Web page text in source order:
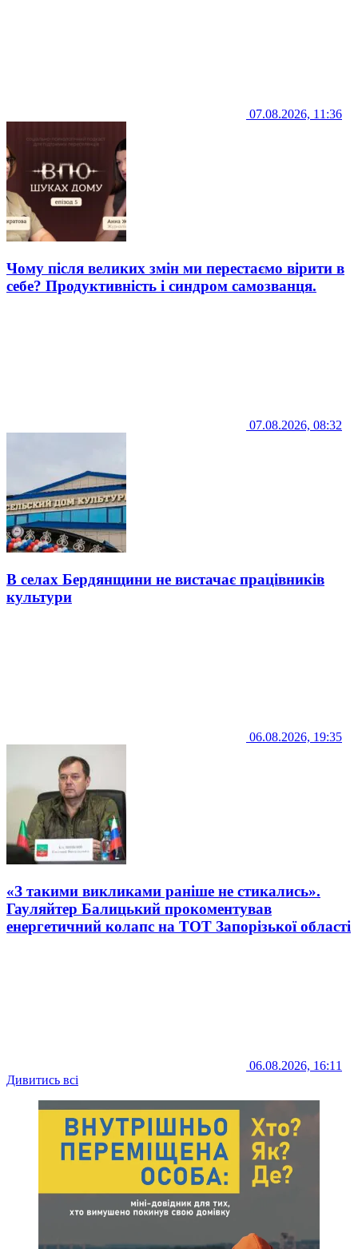
07.08.2026, 11:36
Чому після великих змін ми перестаємо вірити в
себе? Продуктивність і синдром самозванця.
07.08.2026, 08:32
В селах Бердянщини не вистачає працівників
культури
06.08.2026, 19:35
«З такими викликами раніше не стикались».
Гауляйтер Балицький прокоментував
енергетичний колапс на ТОТ Запорізької області
06.08.2026, 16:11
Дивитись всі